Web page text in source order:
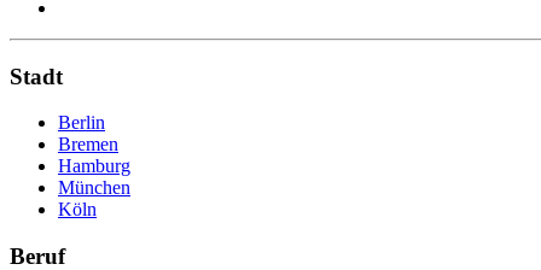
Stadt
Berlin
Bremen
Hamburg
München
Köln
Beruf